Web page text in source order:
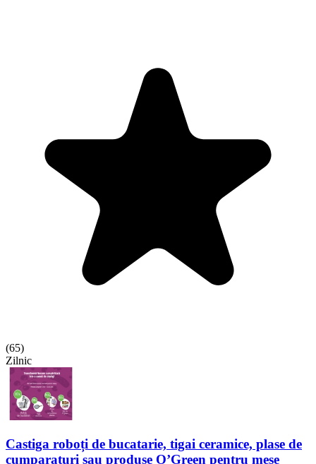
(65)
Zilnic
Castiga roboți de bucatarie, tigai ceramice, plase de
cumparaturi sau produse O’Green pentru mese